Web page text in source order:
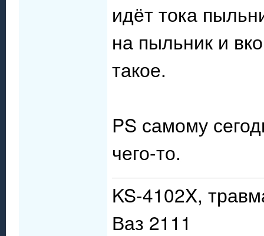
идёт тока
на пыльник и
такое.
PS самому
чего-то.
KS-4102X,
Ваз 2111